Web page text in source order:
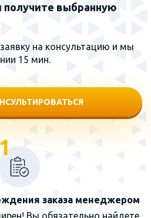
получите выбранную
на консультацию и мы
15 мин.
1
заказа менеджером
Вы обязательно найдете